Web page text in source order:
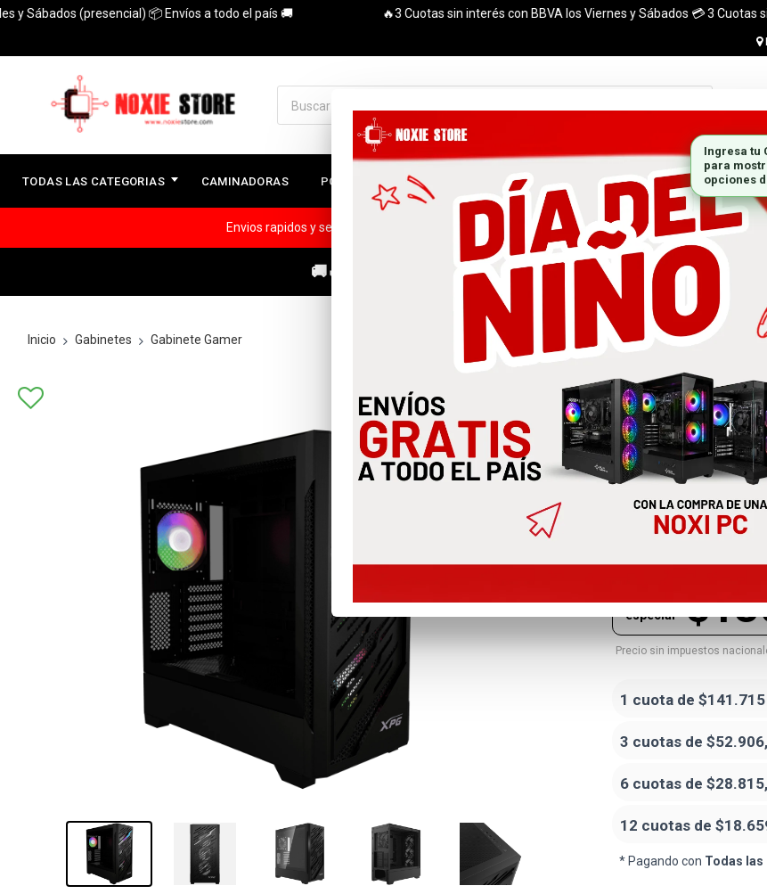
(presencial) 📦 Envíos a todo el país 🚚 🔥3 Cuotas sin interés con BBVA los Viernes y Sábados 💳 3 Cuotas sin
TODAS LAS CATEGORIAS CAMINADORAS PC ARMADAS GABINETES PLACAS DE VIDEO
Envios rapidos y seguros a todo el pais. ¡ Envios en el dia (CABA y Al rededores) Acreditando tu
🚚🔥ENVÍOS GRATIS A TODO EL PAÍS CON LA COMPRA DE
Inicio Gabinetes Gabinete Gamer
Gabinete
Argb X4
Precio
especial
Precio sin impuestos
1 cuota de $141.715
3 cuotas de
6 cuotas de
12 cuotas de
* Pagando con Todas las